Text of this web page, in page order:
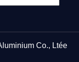
Co., Ltée